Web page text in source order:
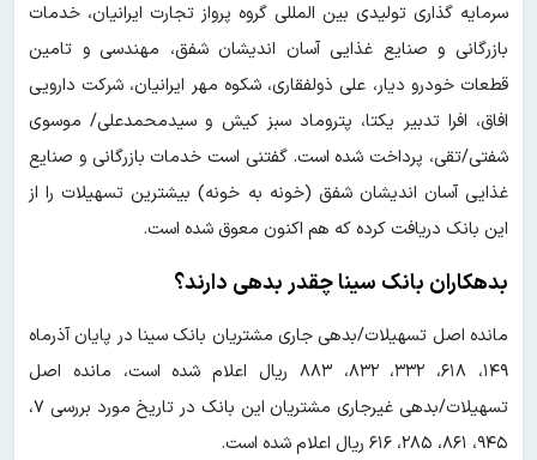
سرمایه گذاری تولیدی بین المللی گروه پرواز تجارت ایرانیان، خدمات
بازرگانی و صنایع غذایی آسان اندیشان شفق، مهندسی و تامین
قطعات خودرو دیار، علی ذولفقاری، شکوه مهر ایرانیان، شرکت دارویی
افاق، افرا تدبیر یکتا، پتروماد سبز کیش و سیدمحمدعلی/ موسوی
شفتی/تقی، پرداخت شده است. گفتنی است خدمات بازرگانی و صنایع
غذایی آسان اندیشان شفق (خونه به خونه) بیشترین تسهیلات را از
این بانک دریافت کرده که هم اکنون معوق شده است.
بدهکاران بانک سینا چقدر بدهی دارند؟
مانده اصل تسهیلات/بدهی جاری مشتریان بانک سینا در پایان آذرماه
۱۴۹، ۶۱۸، ۳۳۲، ۸۳۲، ۸۸۳ ریال اعلام شده است، مانده اصل
تسهیلات/بدهی غیرجاری مشتریان این بانک در تاریخ مورد بررسی ۷،
۹۴۵، ۸۶۱، ۲۸۵، ۶۱۶ ریال اعلام شده است.